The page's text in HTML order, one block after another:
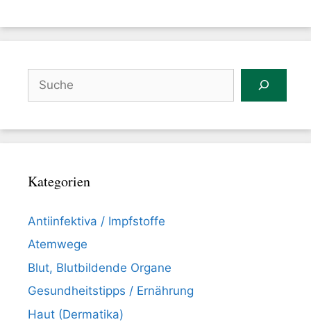
Kategorien
Antiinfektiva / Impfstoffe
Atemwege
Blut, Blutbildende Organe
Gesundheitstipps / Ernährung
Haut (Dermatika)